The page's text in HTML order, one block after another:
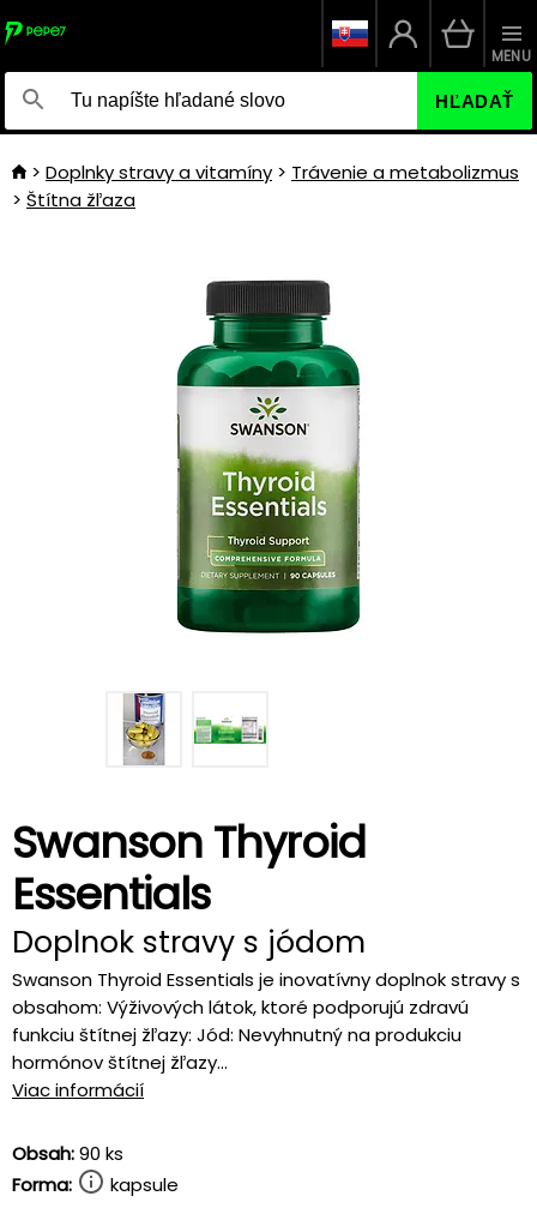
HĽADAŤ
MENU
Doplnky stravy a vitamíny
Trávenie a metabolizmus
Štítna žľaza
Swanson Thyroid
Essentials
Doplnok stravy s jódom
Swanson Thyroid Essentials je inovatívny doplnok stravy s
obsahom: Výživových látok, ktoré podporujú zdravú
funkciu štítnej žľazy: Jód: Nevyhnutný na produkciu
hormónov štítnej žľazy...
Viac informácií
Obsah:90 ks
Forma:
kapsule